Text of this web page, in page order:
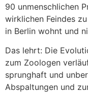
90 unmenschlichen
wirklichen Feindes
in Berlin wohnt und
Das lehrt: Die
zum Zoologen
sprunghaft und
Abspaltungen und